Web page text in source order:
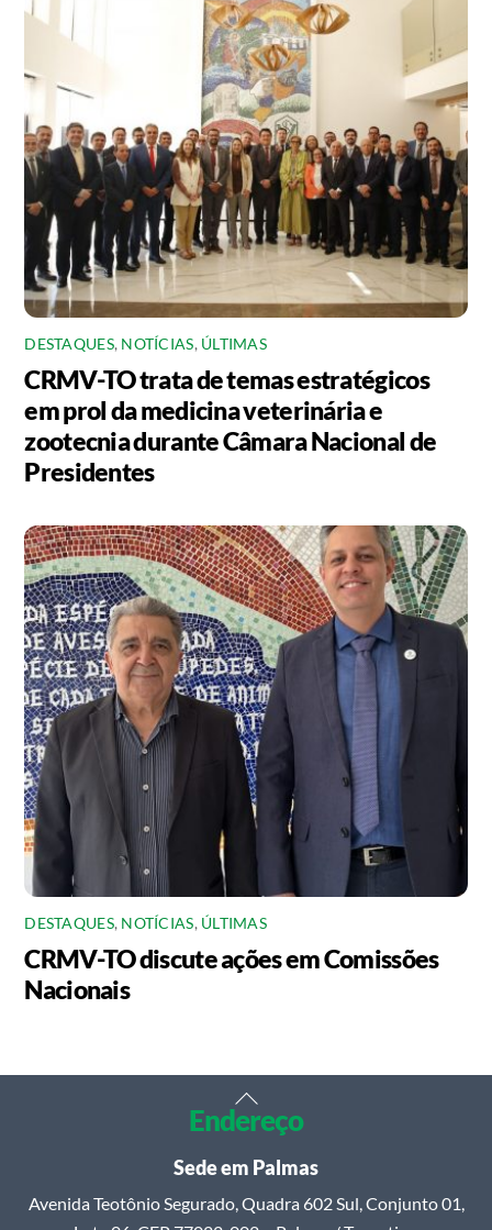
DESTAQUES, NOTÍCIAS, ÚLTIMAS
CRMV-TO trata de temas estratégicos
em prol da medicina veterinária e
zootecnia durante Câmara Nacional de
Presidentes
DESTAQUES, NOTÍCIAS, ÚLTIMAS
CRMV-TO discute ações em Comissões
Nacionais
Back
To
Top
Endereço
Sede em Palmas
Avenida Teotônio Segurado, Quadra 602 Sul, Conjunto 01,